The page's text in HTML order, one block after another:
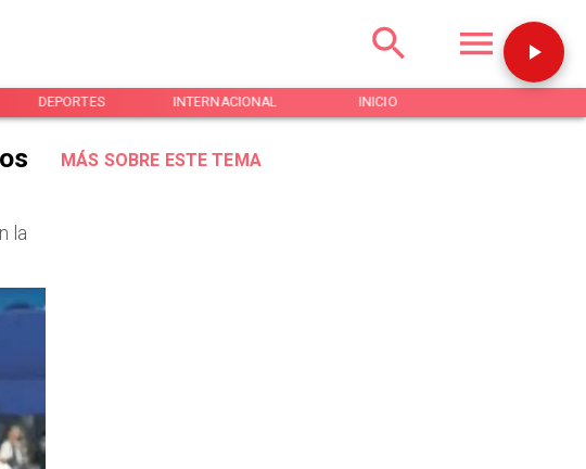
DEPORTES INTERNACIONAL INICIO
MÁS SOBRE ESTE TEMA
la